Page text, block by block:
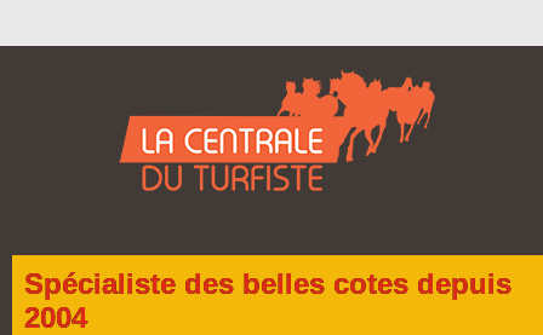
Spécialiste des belles cotes depuis
2004